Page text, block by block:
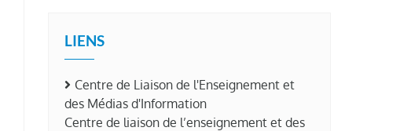
LIENS
Centre de Liaison de l'Enseignement et
des Médias d'Information
Centre de liaison de l’enseignement et des